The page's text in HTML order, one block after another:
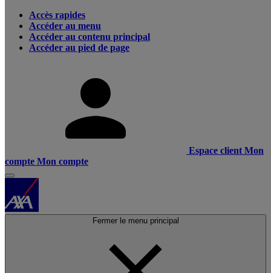
Accès rapides
Accéder au menu
Accéder au contenu principal
Accéder au pied de page
Espace client Mon
compte Mon compte
Fermer le menu principal